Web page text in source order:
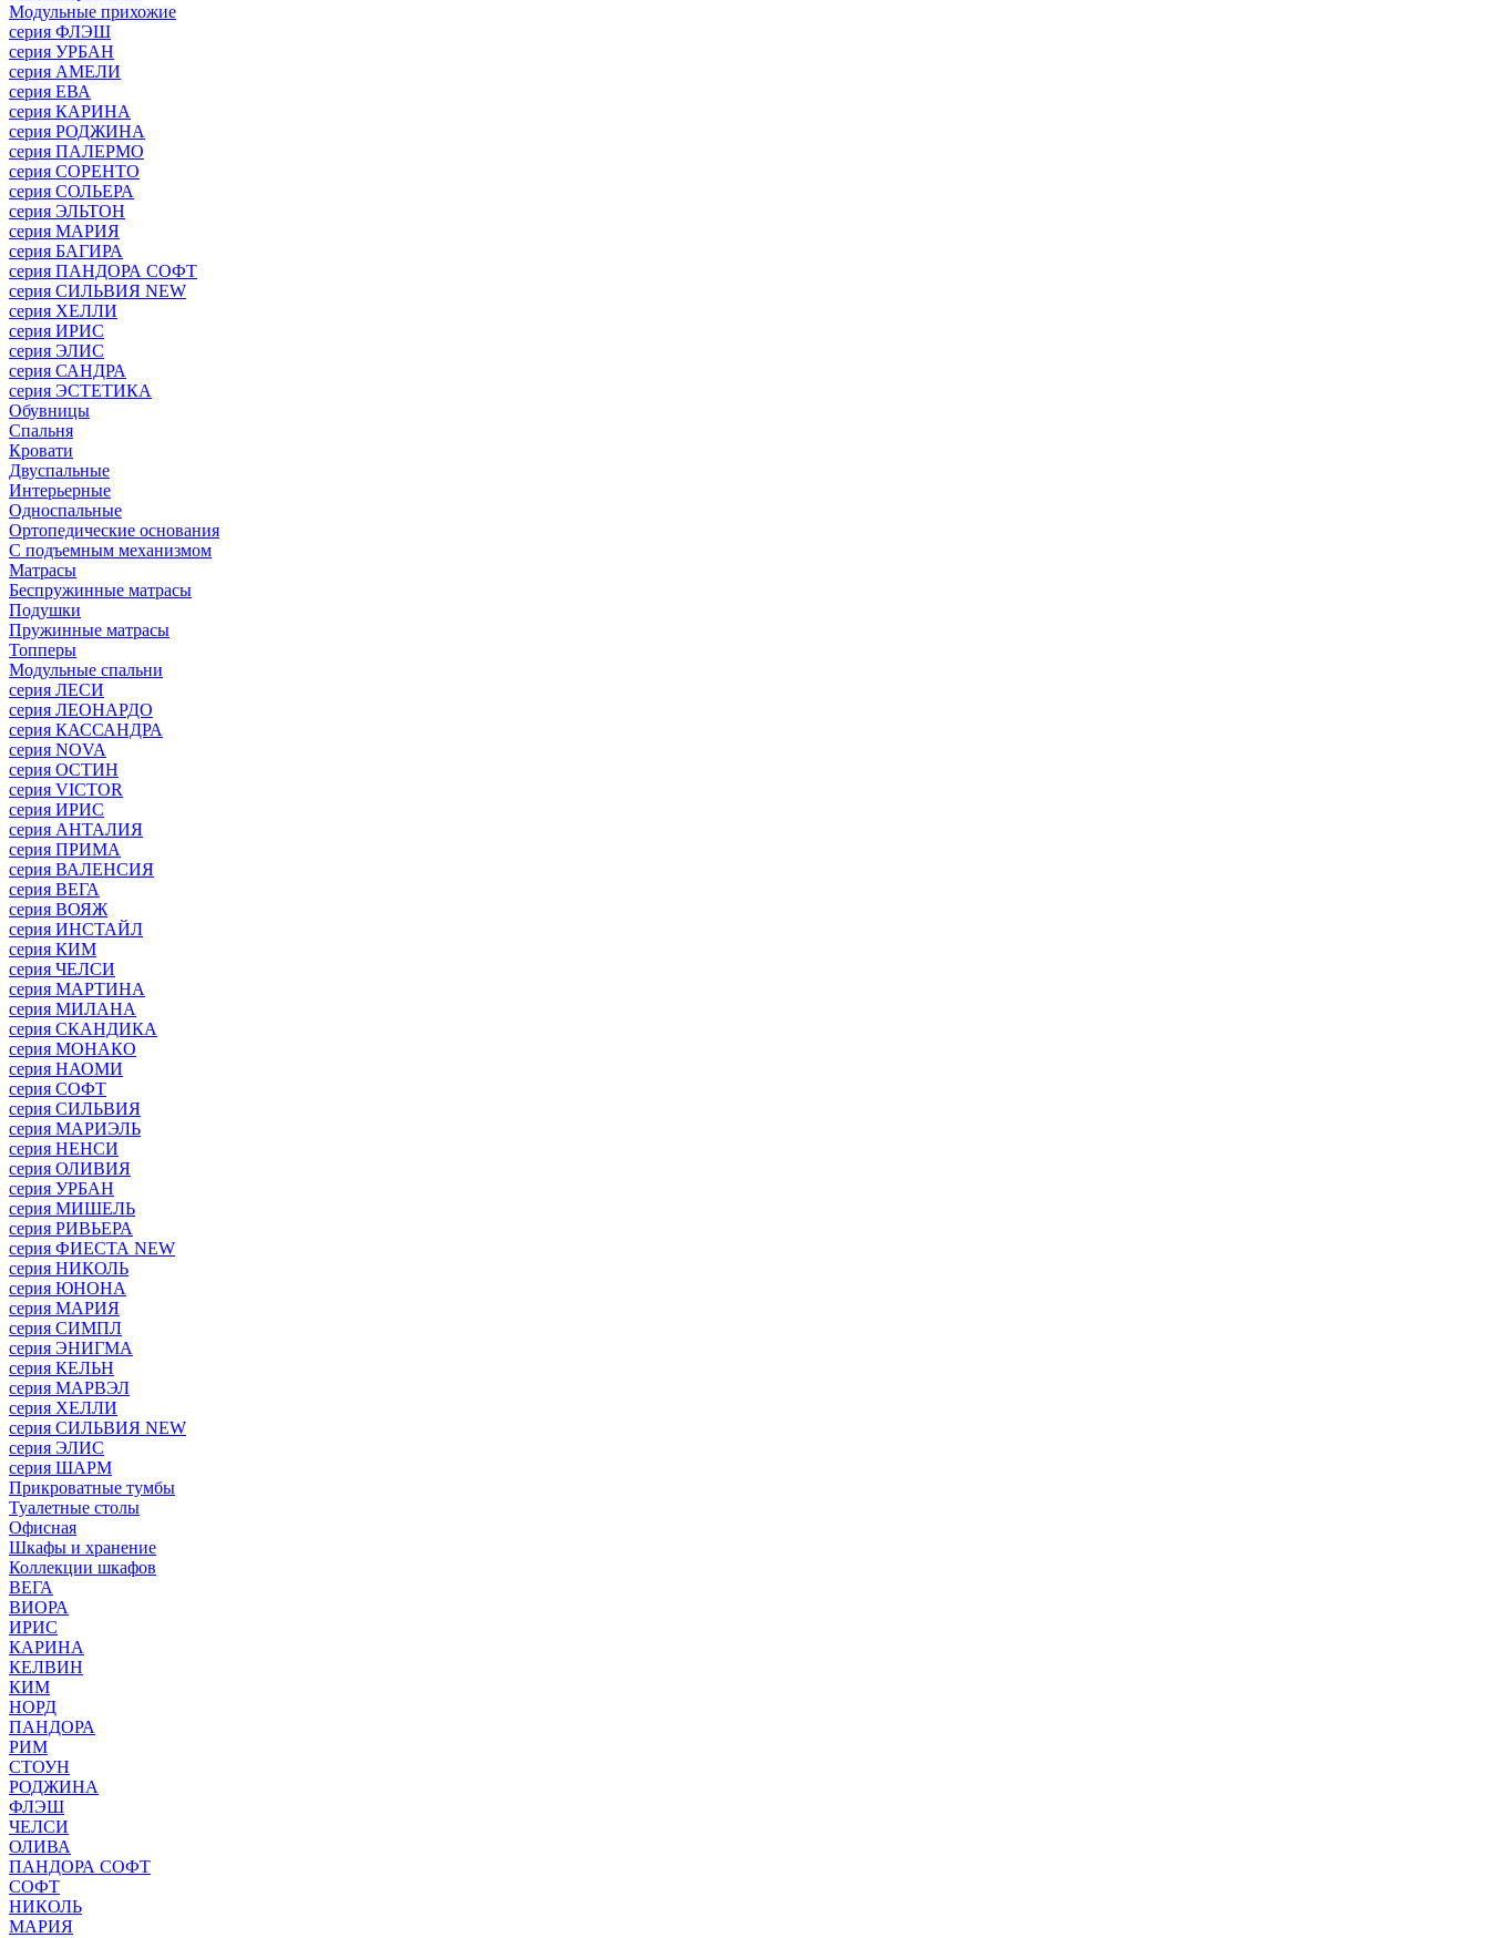
Модульные прихожие
серия ФЛЭШ
серия УРБАН
серия АМЕЛИ
серия ЕВА
серия КАРИНА
серия РОДЖИНА
серия ПАЛЕРМО
серия СОРЕНТО
серия СОЛЬЕРА
серия ЭЛЬТОН
серия МАРИЯ
серия БАГИРА
серия ПАНДОРА СОФТ
серия СИЛЬВИЯ NEW
серия ХЕЛЛИ
серия ИРИС
серия ЭЛИС
серия САНДРА
серия ЭСТЕТИКА
Обувницы
Спальня
Кровати
Двуспальные
Интерьерные
Односпальные
Ортопедические основания
С подъемным механизмом
Матрасы
Беспружинные матрасы
Подушки
Пружинные матрасы
Топперы
Модульные спальни
серия ЛЕСИ
серия ЛЕОНАРДО
серия КАССАНДРА
серия NOVA
серия ОСТИН
серия VICTOR
серия ИРИС
серия АНТАЛИЯ
серия ПРИМА
серия ВАЛЕНСИЯ
серия ВЕГА
серия ВОЯЖ
серия ИНСТАЙЛ
серия КИМ
серия ЧЕЛСИ
серия МАРТИНА
серия МИЛАНА
серия СКАНДИКА
серия МОНАКО
серия НАОМИ
серия СОФТ
серия СИЛЬВИЯ
серия МАРИЭЛЬ
серия НЕНСИ
серия ОЛИВИЯ
серия УРБАН
серия МИШЕЛЬ
серия РИВЬЕРА
серия ФИЕСТА NEW
серия НИКОЛЬ
серия ЮНОНА
серия МАРИЯ
серия СИМПЛ
серия ЭНИГМА
серия КЕЛЬН
серия МАРВЭЛ
серия ХЕЛЛИ
серия СИЛЬВИЯ NEW
серия ЭЛИС
серия ШАРМ
Прикроватные тумбы
Туалетные столы
Офисная
Шкафы и хранение
Коллекции шкафов
ВЕГА
ВИОРА
ИРИС
КАРИНА
КЕЛВИН
КИМ
НОРД
ПАНДОРА
РИМ
СТОУН
РОДЖИНА
ФЛЭШ
ЧЕЛСИ
ОЛИВА
ПАНДОРА СОФТ
СОФТ
НИКОЛЬ
МАРИЯ